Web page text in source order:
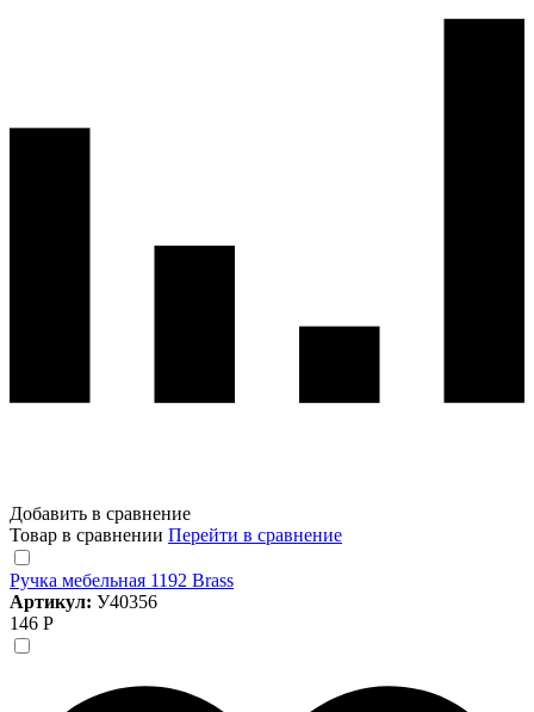
Добавить в сравнение
Товар в сравнении Перейти в сравнение
Ручка мебельная 1192 Brass
Артикул: У40356
146 Р